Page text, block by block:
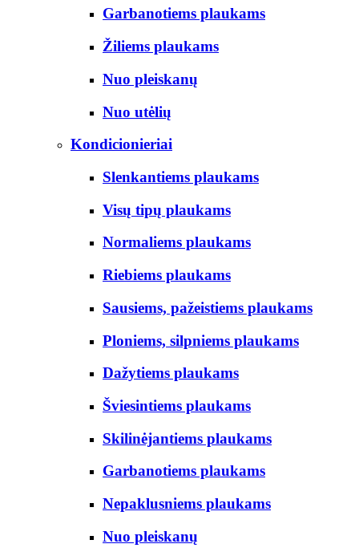
Garbanotiems plaukams
Žiliems plaukams
Nuo pleiskanų
Nuo utėlių
Kondicionieriai
Slenkantiems plaukams
Visų tipų plaukams
Normaliems plaukams
Riebiems plaukams
Sausiems, pažeistiems plaukams
Ploniems, silpniems plaukams
Dažytiems plaukams
Šviesintiems plaukams
Skilinėjantiems plaukams
Garbanotiems plaukams
Nepaklusniems plaukams
Nuo pleiskanų